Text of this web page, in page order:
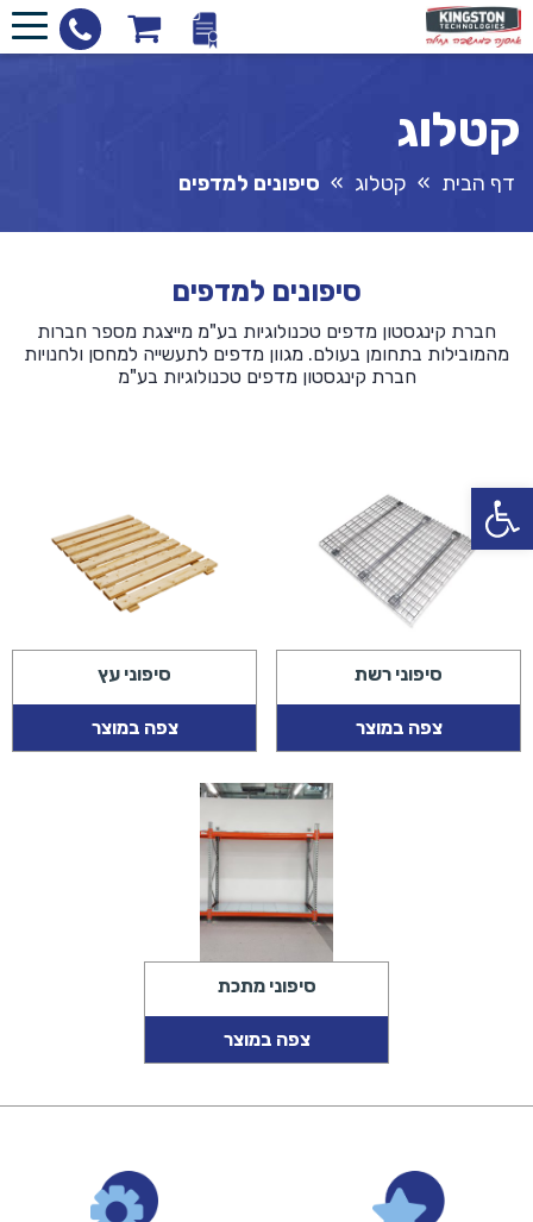
פתח סרגל נגישות
קטלוג
דף הבית » קטלוג » סיפונים למדפים
סיפונים למדפים
חברת קינגסטון מדפים טכנולוגיות בע"מ מייצגת מספר חברות
מהמובילות בתחומן בעולם. מגוון מדפים לתעשייה למחסן ולחנויות
חברת קינגסטון מדפים טכנולוגיות בע"מ
סיפוני רשת
צפה במוצר
סיפוני עץ
צפה במוצר
סיפוני מתכת
צפה במוצר